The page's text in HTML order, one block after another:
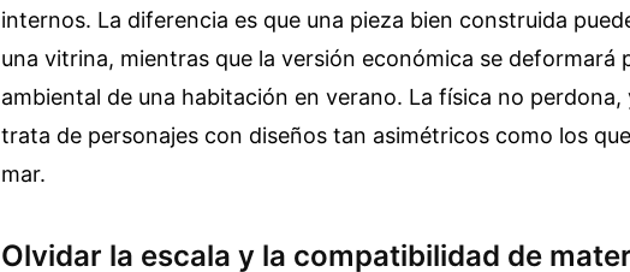
internos. La diferencia es que una pieza bien construida
una vitrina, mientras que la versión económica se deformará
ambiental de una habitación en verano. La física no perdona,
trata de personajes con diseños tan asimétricos como los
mar.
Olvidar la escala y la compatibilidad de